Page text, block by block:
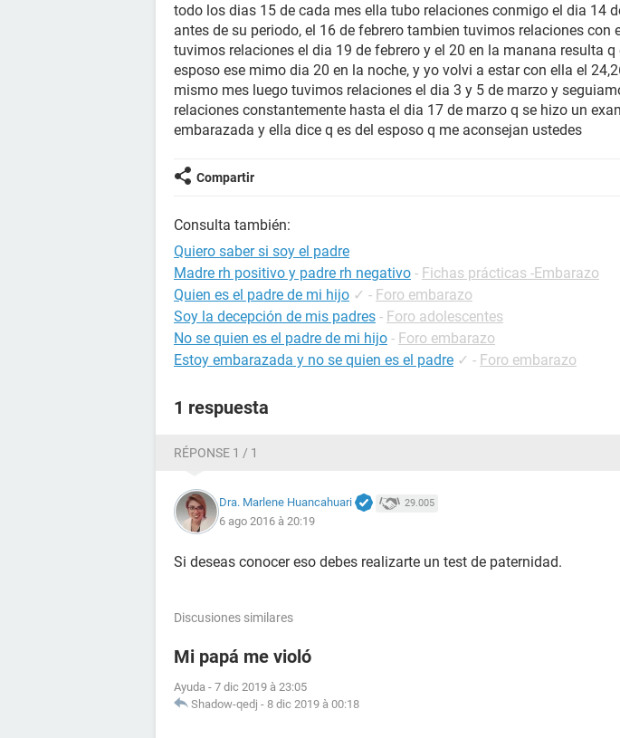
todo los dias 15 de cada mes ella tubo relaciones conmigo el dia 14
antes de su periodo, el 16 de febrero tambien tuvimos relaciones con
tuvimos relaciones el dia 19 de febrero y el 20 en la manana resulta q
esposo ese mimo dia 20 en la noche, y yo volvi a estar con ella el
mismo mes luego tuvimos relaciones el dia 3 y 5 de marzo y
relaciones constantemente hasta el dia 17 de marzo q se hizo un
embarazada y ella dice q es del esposo q me aconsejan ustedes
Compartir
Consulta también:
Quiero saber si soy el padre
Madre rh positivo y padre rh negativo - Fichas prácticas -Embarazo
Quien es el padre de mi hijo ✓ - Foro embarazo
Soy la decepción de mis padres - Foro adolescentes
No se quien es el padre de mi hijo - Foro embarazo
Estoy embarazada y no se quien es el padre ✓ - Foro embarazo
1 respuesta
RÉPONSE 1 / 1
Dra. Marlene Huancahuari 29.005
6 ago 2016 à 20:19
Si deseas conocer eso debes realizarte un test de paternidad.
Discusiones similares
Mi papá me violó
Ayuda - 7 dic 2019 à 23:05
Shadow-qedj - 8 dic 2019 à 00:18